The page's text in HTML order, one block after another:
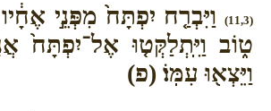
(11,3)
וַיִּבְרַ֤ח יִפְתָּח֙ מִפְּנֵ֣י
ט֑וֹב וַיִּֽתְלַקְּט֤וּ אֶל־יִפְתָּח֙
וַיֵּצְא֖וּ עִמּֽוֹ׃ (פ)